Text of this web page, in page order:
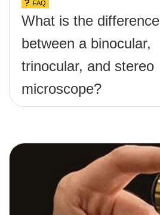
FAQ
What is the difference
between a binocular,
trinocular, and stereo
microscope?